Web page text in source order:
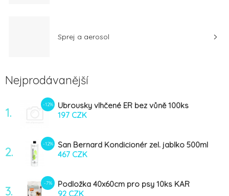
Sprej a aerosol
Nejprodávanější
1.
-12%
Ubrousky vlhčené ER bez vůně 100ks
197 CZK
2.
-12%
San Bernard Kondicionér zel. jablko 500ml
467 CZK
3.
-7%
Podložka 40x60cm pro psy 10ks KAR
92 CZK